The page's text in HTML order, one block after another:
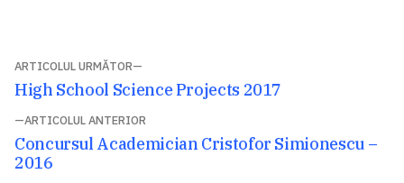
Navigare
în
articole
ARTICOLUL ANTERIOR
Articolul
anterior:
Concursul Academician Cristofor Simionescu –
2016
ARTICOLUL URMĂTOR
Articolul
High School Science Projects 2017